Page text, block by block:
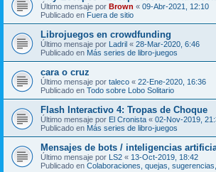
Último mensaje por Brown « 09-Abr-2021, 12:10
Publicado en Fuera de sitio
Librojuegos en crowdfunding
Último mensaje por Ladril « 28-Mar-2020, 6:46
Publicado en Más series de libro-juegos
cara o cruz
Último mensaje por taleco « 22-Ene-2020, 16:36
Publicado en Todo sobre Lobo Solitario
Flash Interactivo 4: Tropas de Choque
Último mensaje por El Cronista « 02-Nov-2019,
Publicado en Más series de libro-juegos
Mensajes de bots / inteligencias
Último mensaje por LS2 « 13-Oct-2019, 18:42
Publicado en Colaboraciones, quejas,